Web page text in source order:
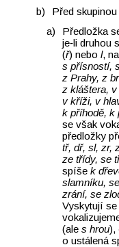
Před
Předložka
je‑li druhou
(ř) nebol,
s přísností,
z Prahy, z
z kláštera,
v kříži, v
k příhodě, k
se však
předložky
tř, dř, sl, zr,
ze třídy, se
spíšek
slamníku,
zrání, se
Vyskytují
(ales hrou),
o ustálená